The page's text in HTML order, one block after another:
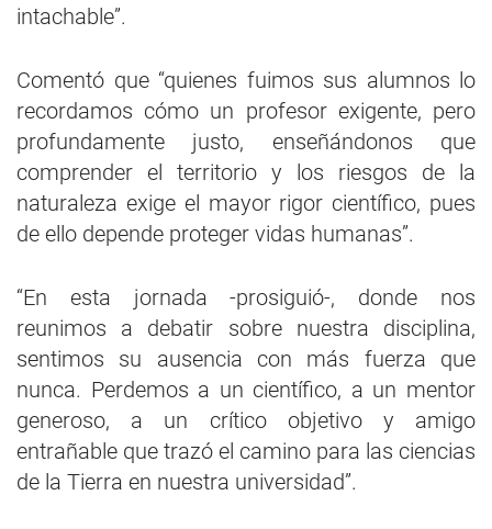
intachable”.
Comentó que “quienes fuimos sus alumnos lo
recordamos cómo un profesor exigente, pero
profundamente justo, enseñándonos que
comprender el territorio y los riesgos de la
naturaleza exige el mayor rigor científico, pues
de ello depende proteger vidas humanas”.
“En esta jornada -prosiguió-, donde nos
reunimos a debatir sobre nuestra disciplina,
sentimos su ausencia con más fuerza que
nunca. Perdemos a un científico, a un mentor
generoso, a un crítico objetivo y amigo
entrañable que trazó el camino para las ciencias
de la Tierra en nuestra universidad”.